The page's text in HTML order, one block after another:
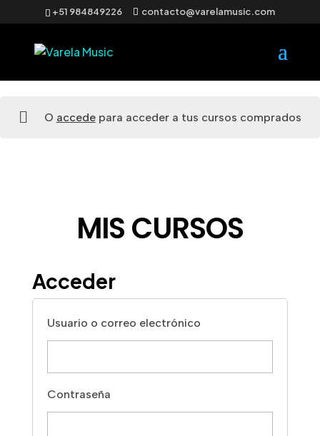
+51 984849226 contacto@varelamusic.com
O accedepara acceder a tus cursos comprados
MIS CURSOS
Acceder
Usuario o correo electrónico
Contraseña